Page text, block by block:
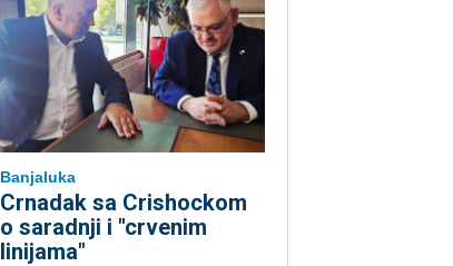
Banjaluka
Crnadak sa Crishockom
o saradnji i "crvenim
linijama"